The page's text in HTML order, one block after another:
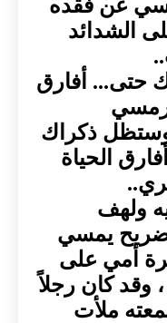
عن فقده
الشدائد
حتى... أفارق
ذكراك
الحياة
ولهف
يمسي
أمي على
وقد كان رجلاً
ملأت